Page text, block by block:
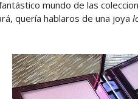
mundo de las
quería hablaros de una joya